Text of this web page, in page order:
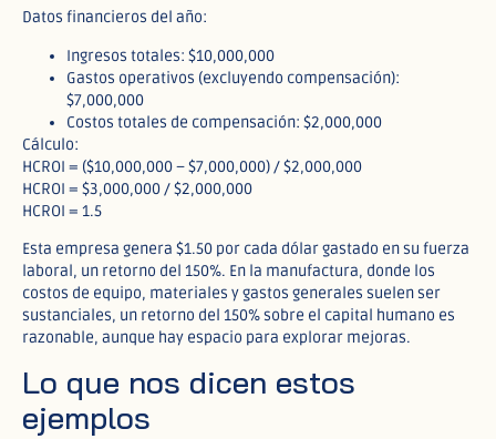
Datos financieros del año:
Ingresos totales: $10,000,000
Gastos operativos (excluyendo compensación):
$7,000,000
Costos totales de compensación: $2,000,000
Cálculo:
HCROI = ($10,000,000 – $7,000,000) / $2,000,000
HCROI = $3,000,000 / $2,000,000
HCROI = 1.5
Esta empresa genera $1.50 por cada dólar gastado en su fuerza
laboral, un retorno del 150%. En la manufactura, donde los
costos de equipo, materiales y gastos generales suelen ser
sustanciales, un retorno del 150% sobre el capital humano es
razonable, aunque hay espacio para explorar mejoras.
Lo que nos dicen estos
ejemplos